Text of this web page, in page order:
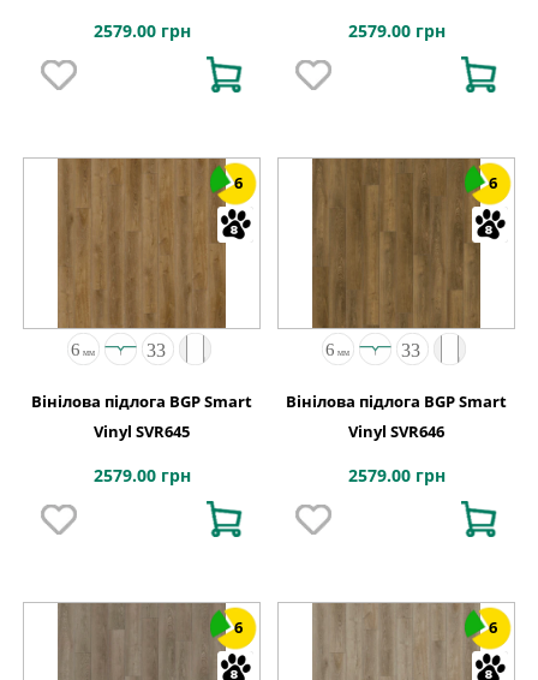
2579.00 грн 2579.00 грн
6
Вінілова підлога BGP Smart
Vinyl SVR645
2579.00 грн
6
Вінілова підлога BGP Smart
Vinyl SVR646
2579.00 грн
6 6